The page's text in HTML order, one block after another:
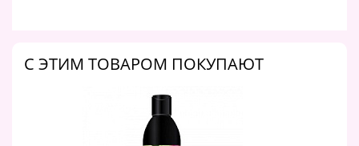
C ЭТИМ ТОВАРОМ ПОКУПАЮТ